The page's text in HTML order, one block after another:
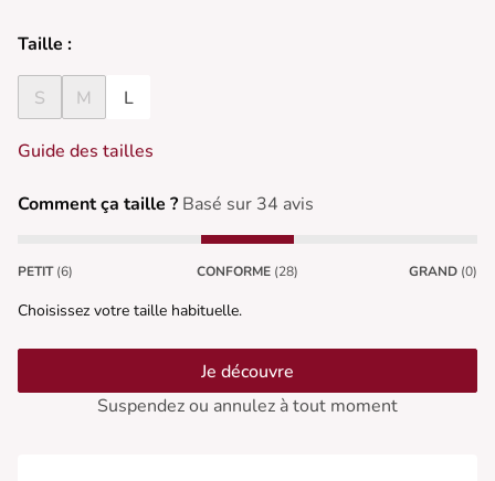
Taille :
S M L
Guide des tailles
Comment ça taille ? Basé sur 34 avis
PETIT (6) CONFORME (28) GRAND (0)
Choisissez votre taille habituelle.
Je découvre
Suspendez ou annulez à tout moment